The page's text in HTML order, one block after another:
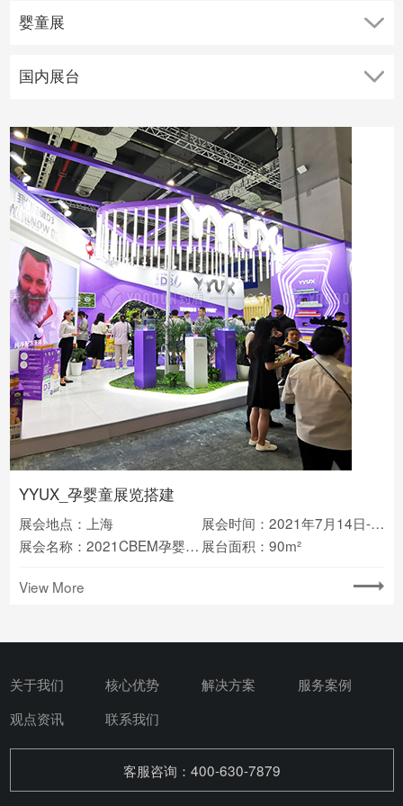
YYUX_孕婴童展览搭建
展会地点：上海
展会时间：2021年7月14日-16日
展会名称：2021CBEM孕婴童展 展台面积：90m²
View More
关于我们 核心优势 解决方案
服务案例
观点资讯
联系我们
客服咨询：400-630-7879